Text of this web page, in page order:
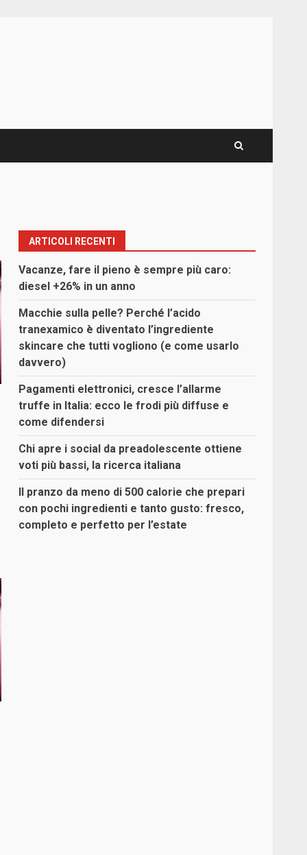
ARTICOLI RECENTI
Vacanze, fare il pieno è sempre più caro:
diesel +26% in un anno
Macchie sulla pelle? Perché l’acido
tranexamico è diventato l’ingrediente
skincare che tutti vogliono (e come usarlo
davvero)
Pagamenti elettronici, cresce l’allarme
truffe in Italia: ecco le frodi più diffuse e
come difendersi
Chi apre i social da preadolescente ottiene
voti più bassi, la ricerca italiana
Il pranzo da meno di 500 calorie che prepari
con pochi ingredienti e tanto gusto: fresco,
completo e perfetto per l’estate